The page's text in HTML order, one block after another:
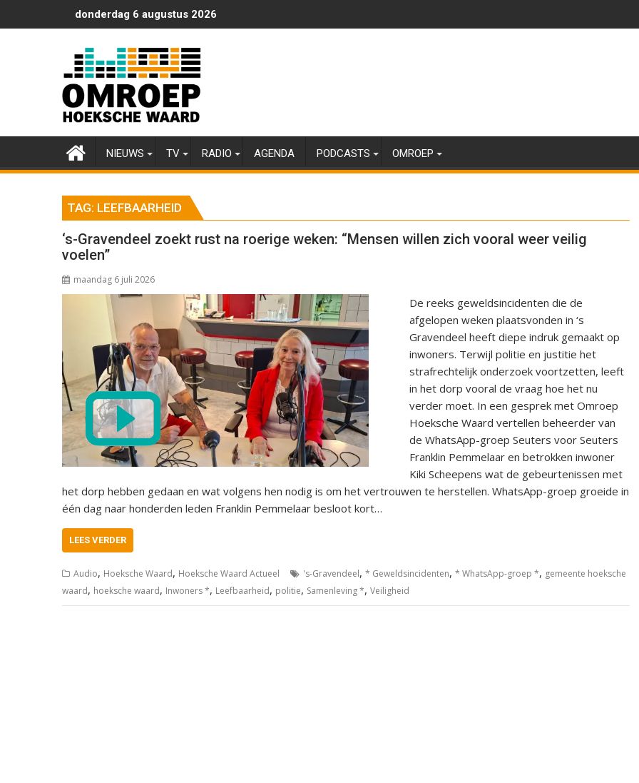
naar
donderdag 6 augustus 2026
NIEUWS TV RADIO AGENDA PODCASTS OMROEP
TAG: LEEFBAARHEID
‘s-Gravendeel zoekt rust na roerige weken: “Mensen willen zich vooral weer veilig
voelen”
maandag 6 juli 2026
De reeks geweldsincidenten die de
afgelopen weken plaatsvonden in ‘s
Gravendeel heeft diepe indruk gemaakt op
inwoners. Terwijl politie en justitie het
strafrechtelijk onderzoek voortzetten, leeft
in het dorp vooral de vraag hoe het nu
verder moet. In een gesprek met Omroep
Hoeksche Waard vertellen beheerder van
de WhatsApp-groep Seuters voor Seuters
Franklin Pemmelaar en betrokken inwoner
Kiki Scheepens wat de gebeurtenissen met
het dorp hebben gedaan en wat volgens hen nodig is om het vertrouwen te herstellen. WhatsApp-groep groeide in
één dag naar honderden leden Franklin Pemmelaar besloot kort…
LEES VERDER
Audio, Hoeksche Waard, Hoeksche Waard Actueel 's-Gravendeel, * Geweldsincidenten, * WhatsApp-groep *, gemeente hoeksche
waard, hoeksche waard, Inwoners *, Leefbaarheid, politie, Samenleving *, Veiligheid